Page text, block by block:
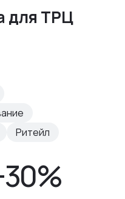
для ТРЦ
Ритейл